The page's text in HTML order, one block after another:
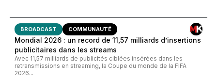
BROADCAST COMMUNAUTÉ
Mondial 2026 : un record de 11,57 milliards d’insertions
publicitaires dans les streams
Avec 11,57 milliards de publicités ciblées insérées dans les
retransmissions en streaming, la Coupe du monde de la FIFA
2026...